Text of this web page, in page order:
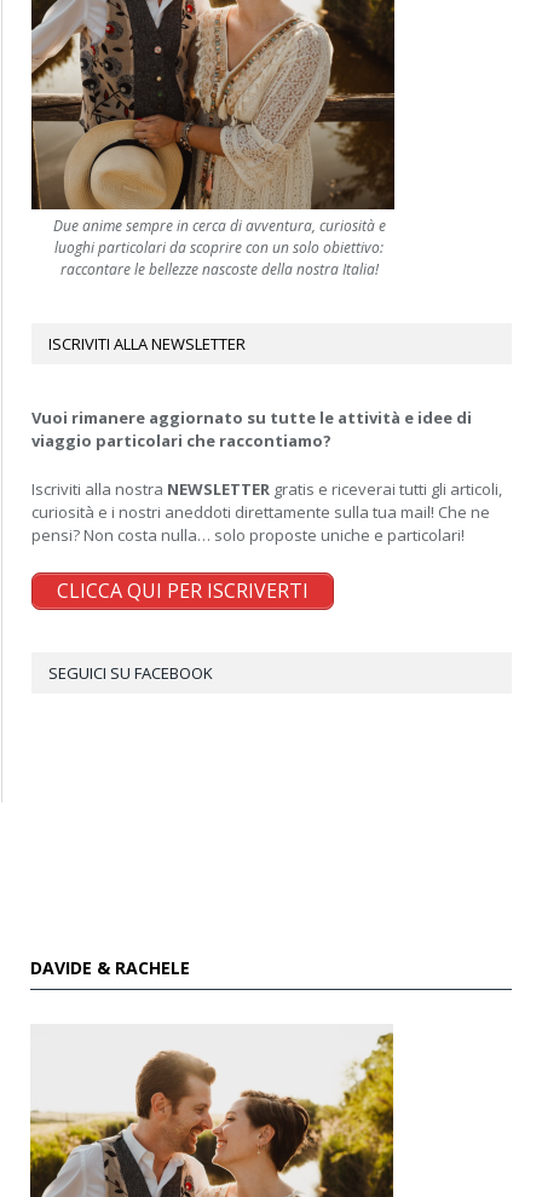
Due anime sempre in cerca di avventura, curiosità e
luoghi particolari da scoprire con un solo obiettivo:
raccontare le bellezze nascoste della nostra Italia!
ISCRIVITI ALLA NEWSLETTER
Vuoi rimanere aggiornato su tutte le attività e idee di
viaggio particolari che raccontiamo?
Iscriviti alla nostra NEWSLETTER gratis e riceverai tutti gli articoli,
curiosità e i nostri aneddoti direttamente sulla tua mail! Che ne
pensi? Non costa nulla… solo proposte uniche e particolari!
CLICCA QUI PER ISCRIVERTI
SEGUICI SU FACEBOOK
DAVIDE & RACHELE